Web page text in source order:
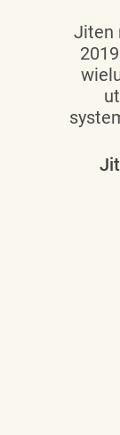
Jiten